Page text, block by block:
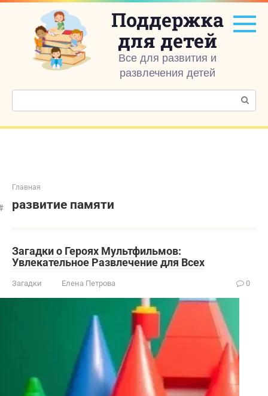
Перейти
контенту
Поддержка
для детей
Все для развития и
развлечения детей
Поиск:
Главная
развитие памяти
Загадки о Героях Мультфильмов:
Увлекательное Развлечение для Всех
Загадки Елена Петрова 0